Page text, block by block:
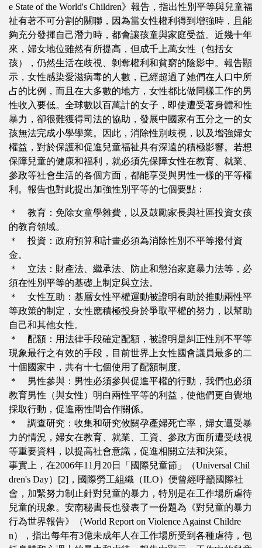
e State of the World's Children》報告，指出性別平等與兒童福
祉有著不可分割的關聯，因為當女性權利得到增強時，且能
夠充分發揮自己潛力時，都會讓孩童與家庭受益。近幾十年
來，婦女地位雖然有所提高，但成千上萬女性（包括女
孩），仍然生活在歧視、剝奪權利和貧窮的陰影中。報告顯
示，女性感染愛滋病毒的人數，已經超過了她們在人口中所
占的比例，而且在大多數的地方，女性都比做同樣工作的男
性收入要低。全球數以百萬計的女子，即使遭受著身體和性
暴力，卻很難獲得司法的協助，發展中國家有五分之一的女
孩無法完成小學學業。因此，消除性別歧視，以及增強婦女
權益，對於保護和促進兒童福祉具有深遠的積極影響。若想
保障兒童的健康和福利，就必須先保障女性在教育、就業、
參政等社會生活的各個方面，都能享受與男性一樣的平等權
利。報告也對此提出加強性別平等的七個要點：
＊ 教育：免除女童學雜費，以及鼓勵家長與社區投資女孩
的教育領域。
＊ 投資：政府預算和計畫必須為消除性別不平等撥付資
金。
＊ 立法：財產法、繼承法、防止和懲治家庭暴力法等，必
須在性別平等的基礎上制定與立法。
＊ 女性互助：基層女性平權運動被證明有助於推動兩性平
等政策的制定，女性應積極投身於爭取平權的努力，以幫助
自己和其他女性。
＊ 配額：用法律手段確定配額，被證明是糾正性別不平等
現象最行之有效的手段，目前世界上女性國會議員最多的二
十個國家中，共有十七個使用了配額制度。
＊ 男性參與：男性必須參與促進平權的行動，我們也必須
教育男性（與女性）明白兩性平等的利益，使他們更自覺地
採取行動，促進兩性間合作關係。
＊ 調查研究：收集和研究攸關孕產婦死亡率，婦女遭受暴
力的情況，婦女在教育、就業、工資、參政方面所遭受歧視
等重要資料，以提高社會意識，促進相關立法和決策。
事實上，在2006年11月20日「國際兒童節」（Universal Chil
dren's Day）[2]，國際勞工組織（ILO）便曾經呼籲國際社
會，加緊努力制止針對兒童的暴力，特別是在工作場所虐待
兒童的現象。安南秘書長也發表了一份題為《對兒童的暴力
行為世界報告》（World Report on Violence Against Childre
n），指出每年有3億未成年人在工作場所受到各種虐待，包